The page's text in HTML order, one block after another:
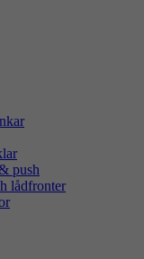
push
lådfronter